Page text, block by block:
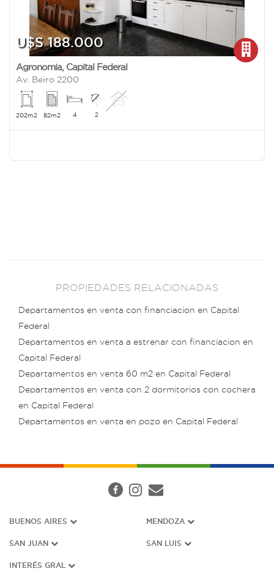
U$S 188.000
Agronomia, Capital Federal
Av. Beiro 2200
202m2 82m2 4 2
PROPIEDADES RELACIONADAS
Departamentos en venta con financiacion en Capital
Federal
Departamentos en venta a estrenar con financiacion en
Capital Federal
Departamentos en venta 60 m2 en Capital Federal
Departamentos en venta con 2 dormitorios con cochera
en Capital Federal
Departamentos en venta en pozo en Capital Federal
BUENOS AIRES MENDOZA
SAN JUAN SAN LUIS
INTERÉS GRAL